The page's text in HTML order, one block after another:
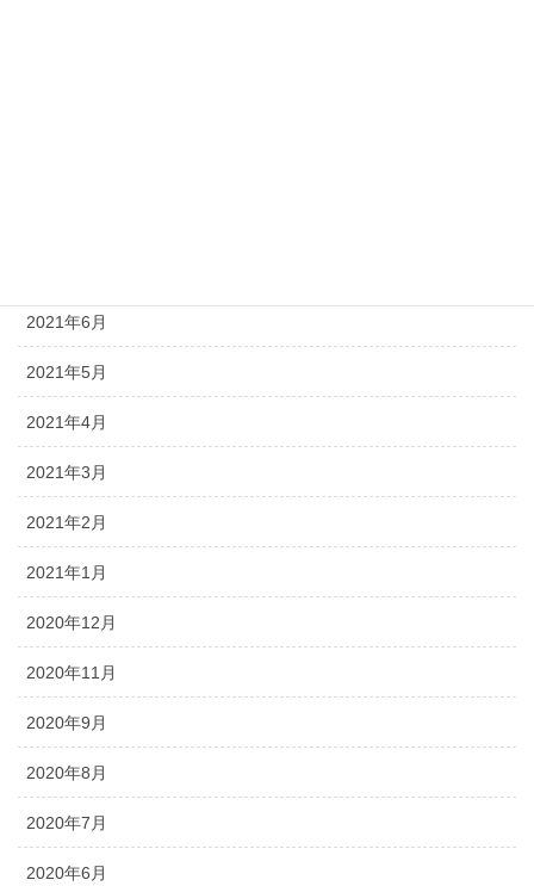
2021年6月
2021年5月
2021年4月
2021年3月
2021年2月
2021年1月
2020年12月
2020年11月
2020年9月
2020年8月
2020年7月
2020年6月